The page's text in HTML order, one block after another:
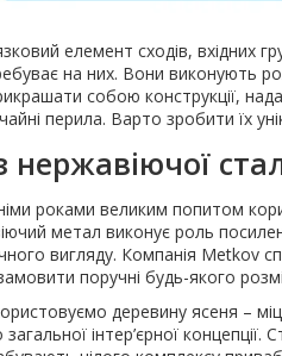
елемент сходів, вхідних
на них. Вони виконують
собою конструкції,
перила. Варто зробити їх
нержавіючої
роками великим попитом
метал виконує роль
вигляду. Компанія Metkov
поручні будь-якого
деревину ясеня –
загальної інтер’єрної